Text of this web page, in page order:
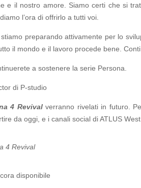
e il nostro amore. Siamo certi che si
l’ora di offrirlo a tutti voi.
preparando attivamente per lo
il mondo e il lavoro procede bene.
a sostenere la serie Persona.
di P-studio
4 Revival verranno rivelati in futuro.
da oggi, e i canali social di ATLUS
4 Revival
disponibile